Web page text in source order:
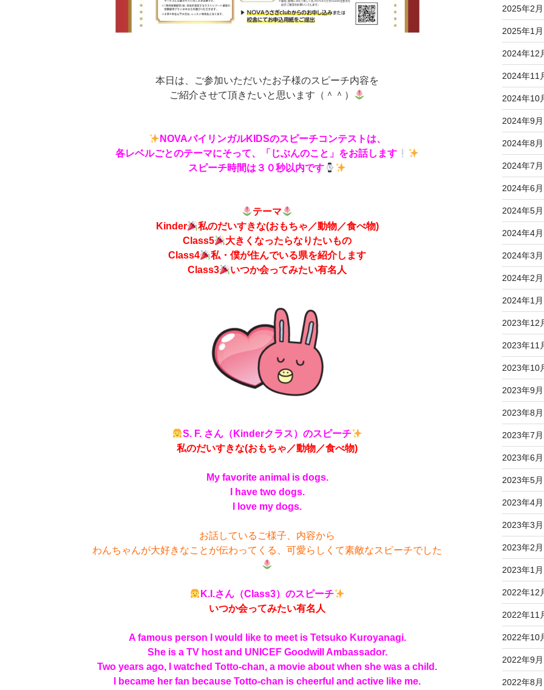
本日は、ご参加いただいたお子様のスピーチ内容を
ご紹介させて頂きたいと思います（＾＾）
NOVAバイリンガルKIDSのスピーチコンテストは、
各レベルごとのテーマにそって、「じぶんのこと」をお話します
スピーチ時間は３０秒以内です
テーマ
Kinder
私のだいすきな(おもちゃ／動物／食べ物)
Class5
大きくなったらなりたいもの
Class4
私・僕が住んでいる県を紹介します
Class3
いつか会ってみたい有名人
S. F. さん（Kinderクラス）のスピーチ
私のだいすきな(おもちゃ／動物／食べ物)
My favorite animal is dogs.
I have two dogs.
I love my dogs.
お話しているご様子、内容から
わんちゃんが大好きなことが伝わってくる、可愛らしくて素敵なスピーチでした
K.I.さん（Class3）のスピーチ
いつか会ってみたい有名人
A famous person I would like to meet is Tetsuko Kuroyanagi.
She is a TV host and UNICEF Goodwill Ambassador.
Two years ago, I watched Totto-chan, a movie about when she was a child.
I became her fan because Totto-chan is cheerful and active like me.
2025年2月
2025年1月
2024年12
2024年11
2024年10
2024年9月
2024年8月
2024年7月
2024年6月
2024年5月
2024年4月
2024年3月
2024年2月
2024年1月
2023年12
2023年11
2023年10
2023年9月
2023年8月
2023年7月
2023年6月
2023年5月
2023年4月
2023年3月
2023年2月
2023年1月
2022年12
2022年11
2022年10
2022年9月
2022年8月